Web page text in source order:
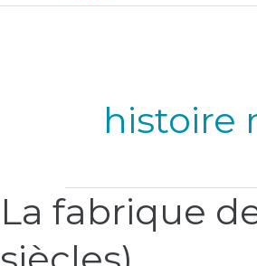
histoire
La fabrique
La
fabrique